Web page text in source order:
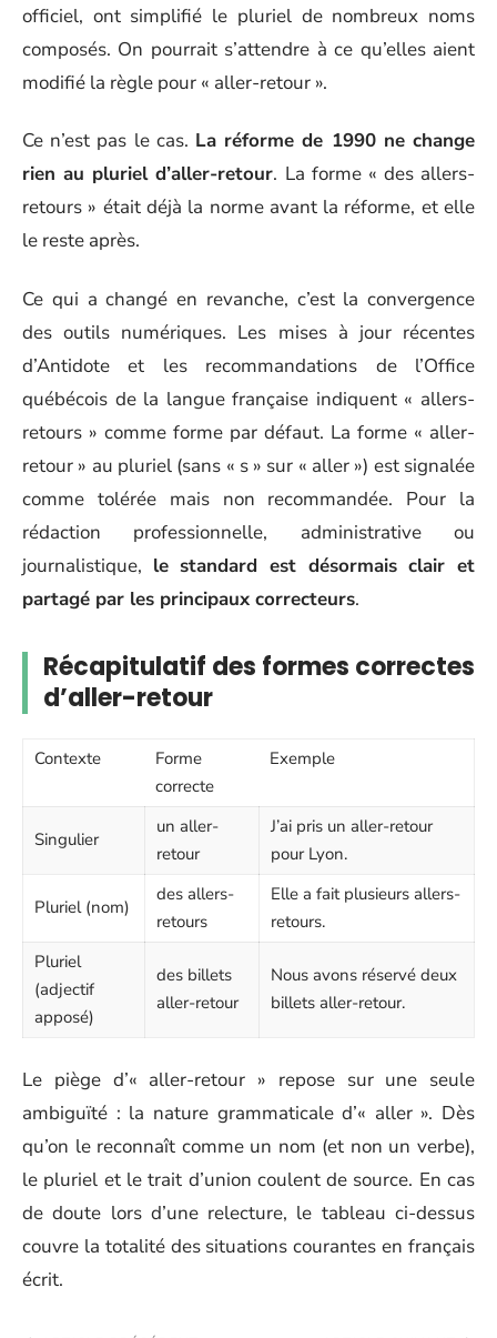
officiel, ont simplifié le pluriel de nombreux noms
composés. On pourrait s’attendre à ce qu’elles aient
modifié la règle pour « aller-retour ».
Ce n’est pas le cas. La réforme de 1990 ne change
rien au pluriel d’aller-retour. La forme « des allers-
retours » était déjà la norme avant la réforme, et elle
le reste après.
Ce qui a changé en revanche, c’est la convergence
des outils numériques. Les mises à jour récentes
d’Antidote et les recommandations de l’Office
québécois de la langue française indiquent « allers-
retours » comme forme par défaut. La forme « aller-
retour » au pluriel (sans « s » sur « aller ») est signalée
comme tolérée mais non recommandée. Pour la
rédaction professionnelle, administrative ou
journalistique, le standard est désormais clair et
partagé par les principaux correcteurs.
Récapitulatif des formes correctes
d’aller-retour
Contexte
Forme
correcte
Exemple
Singulier
un aller-
retour
J’ai pris un aller-retour
pour Lyon.
Pluriel (nom)
des allers-
retours
Elle a fait plusieurs allers-
retours.
Pluriel
(adjectif
apposé)
des billets
aller-retour
Nous avons réservé deux
billets aller-retour.
Le piège d’« aller-retour » repose sur une seule
ambiguïté : la nature grammaticale d’« aller ». Dès
qu’on le reconnaît comme un nom (et non un verbe),
le pluriel et le trait d’union coulent de source. En cas
de doute lors d’une relecture, le tableau ci-dessus
couvre la totalité des situations courantes en français
écrit.